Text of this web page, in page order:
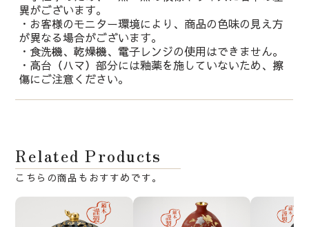
異がございます。
・お客様のモニター環境により、商品の色味の見え方
が異なる場合がございます。
・食洗機、乾燥機、電子レンジの使用はできません。
・高台（ハマ）部分には釉薬を施していないため、擦
傷にご注意ください。
Related Products